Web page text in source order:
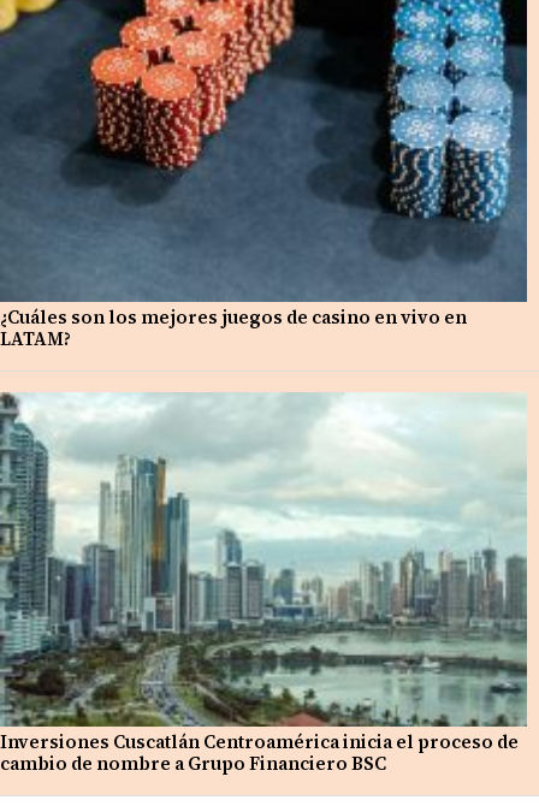
¿Cuáles son los mejores juegos de casino en vivo en
LATAM?
Inversiones Cuscatlán Centroamérica inicia el proceso de
cambio de nombre a Grupo Financiero BSC